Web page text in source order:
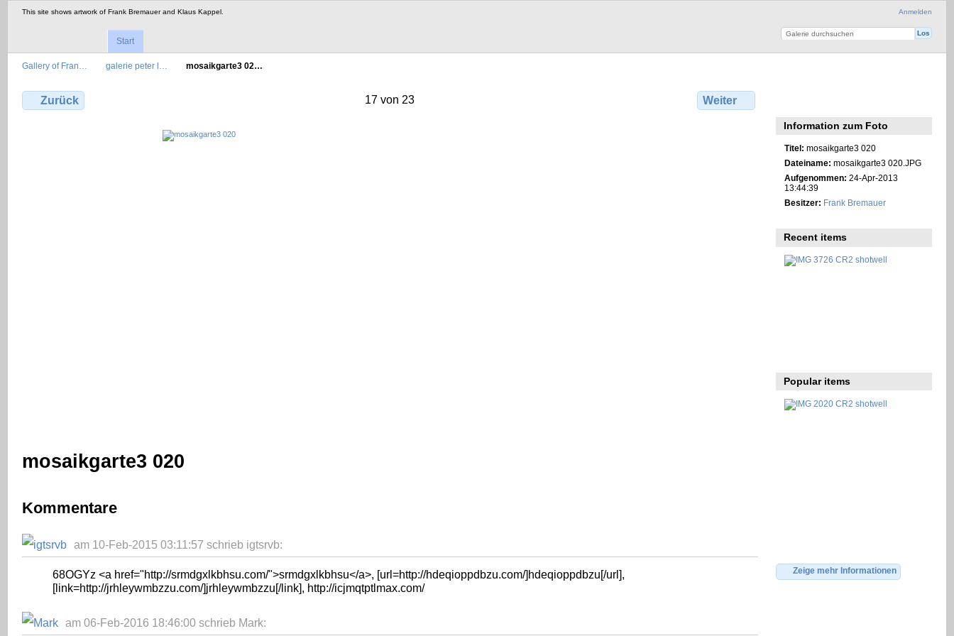
This site shows artwork of Frank Bremauer and Klaus Kappel. Anmelden
Start
Gallery of Fran… galerie peter l… mosaikgarte3 02…
Zurück 17 von 23 Weiter
mosaikgarte3 020
Kommentare
am 10-Feb-2015 03:11:57 schrieb igtsrvb:
68OGYz <a href="http://srmdgxlkbhsu.com/">srmdgxlkbhsu</a>, [url=http://hdeqioppdbzu.com/]hdeqioppdbzu[/url],
[link=http://jrhleywmbzzu.com/]jrhleywmbzzu[/link], http://icjmqtptlmax.com/
am 06-Feb-2016 18:46:00 schrieb Mark:
Information zum Foto
Titel: mosaikgarte3 020
Dateiname: mosaikgarte3 020.JPG
Aufgenommen: 24-Apr-2013
13:44:39
Besitzer: Frank Bremauer
Recent items
Popular items
Zeige mehr Informationen